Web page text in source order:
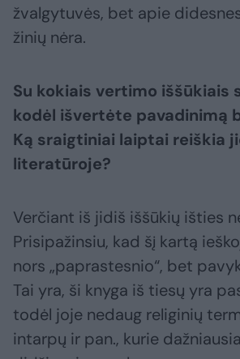
žvalgytuvės, bet apie
žinių nėra.
Su kokiais vertimo iššūkiais
kodėl išvertėte pavadinimą
Ką sraigtiniai laiptai reiškia
literatūroje?
Verčiant iš jidiš iššūkių išties
Prisipažinsiu, kad šį kartą
nors „paprastesnio“, bet
Tai yra, ši knyga iš tiesų yra
todėl joje nedaug religinių
intarpų ir pan., kurie